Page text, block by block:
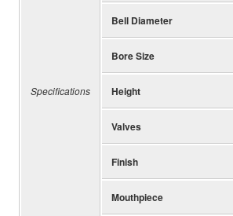
Specifications
Bell Diameter
Bore Size
Height
Valves
Finish
Mouthpiece